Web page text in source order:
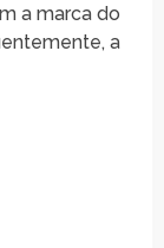
a marca do
a